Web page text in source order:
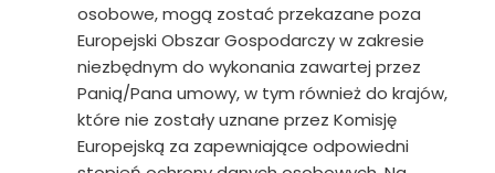
osobowe, mogą zostać przekazane poza
Europejski Obszar Gospodarczy w zakresie
niezbędnym do wykonania zawartej przez
Panią/Pana umowy, w tym również do krajów,
które nie zostały uznane przez Komisję
Europejską za zapewniające odpowiedni